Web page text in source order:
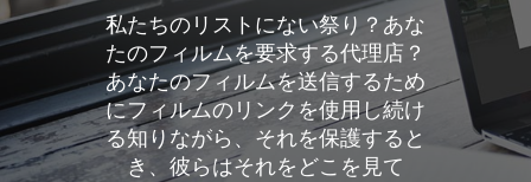
私たちのリストにない祭り？あな
たのフィルムを要求する代理店？
あなたのフィルムを送信するため
にフィルムのリンクを使用し続け
る知りながら、それを保護すると
き、彼らはそれをどこを見て